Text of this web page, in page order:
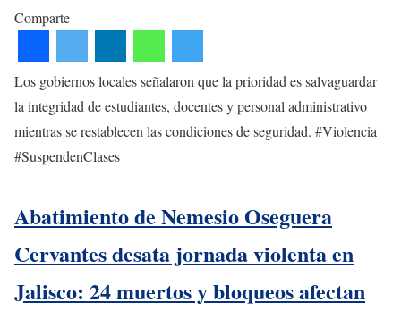
Comparte
Los gobiernos locales señalaron que la prioridad es salvaguardar
la integridad de estudiantes, docentes y personal administrativo
mientras se restablecen las condiciones de seguridad. #Violencia
#SuspendenClases
Abatimiento de Nemesio Oseguera
Cervantes desata jornada violenta en
Jalisco: 24 muertos y bloqueos afectan